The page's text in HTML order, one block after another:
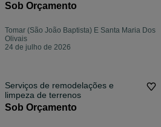
Sob Orçamento
Tomar (São João Baptista) E Santa Maria Dos
Olivais
24 de julho de 2026
Serviços de remodelações e
limpeza de terrenos
Sob Orçamento